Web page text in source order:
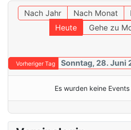
Nach Jahr Nach Monat
Heute
Gehe zu
Vorheriger Tag Sonntag, 28. Juni
Es wurden keine